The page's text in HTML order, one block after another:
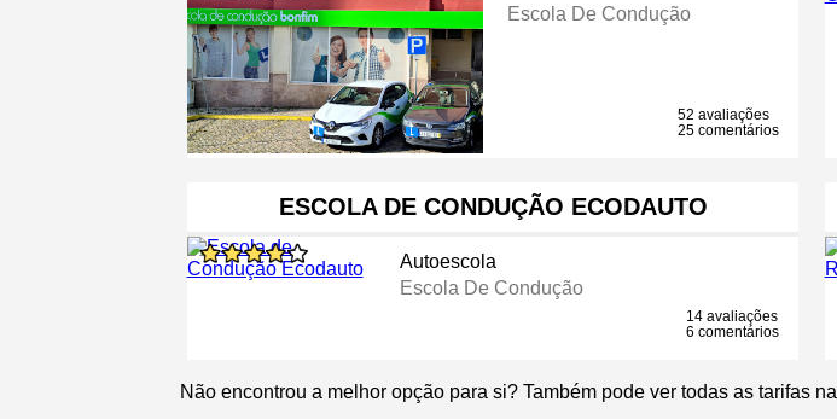
Escola De Condução
52 avaliações
25 comentários
ESCOLA DE CONDUÇÃO ECODAUTO
Autoescola
Escola De Condução
14 avaliações
6 comentários
Não encontrou a melhor opção para si? Também pode ver todas as tarifas na